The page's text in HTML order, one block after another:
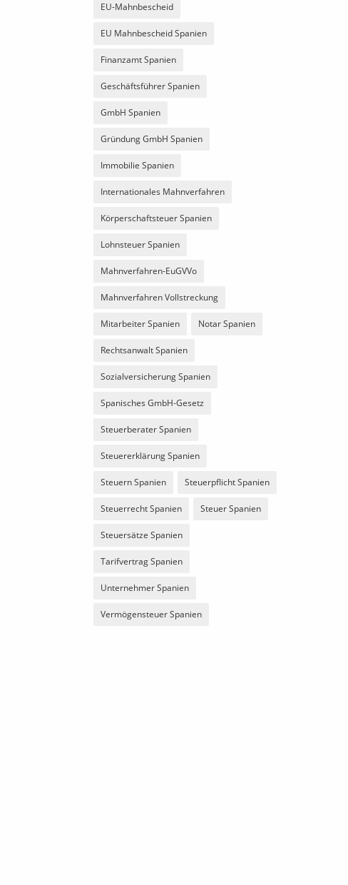
EU-Mahnbescheid
EU Mahnbescheid Spanien
Finanzamt Spanien
Geschäftsführer Spanien
GmbH Spanien
Gründung GmbH Spanien
Immobilie Spanien
Internationales Mahnverfahren
Körperschaftsteuer Spanien
Lohnsteuer Spanien
Mahnverfahren-EuGVVo
Mahnverfahren Vollstreckung
Mitarbeiter Spanien Notar Spanien
Rechtsanwalt Spanien
Sozialversicherung Spanien
Spanisches GmbH-Gesetz
Steuerberater Spanien
Steuererklärung Spanien
Steuern Spanien Steuerpflicht Spanien
Steuerrecht Spanien Steuer Spanien
Steuersätze Spanien
Tarifvertrag Spanien
Unternehmer Spanien
Vermögensteuer Spanien